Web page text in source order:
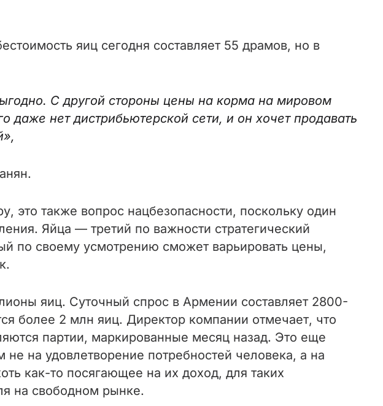
яиц сегодня составляет 55 драмов, но в
С другой стороны цены на корма на мировом
нет дистрибьютерской сети, и он хочет продавать
,
это также вопрос нацбезопасности, поскольку один
Яйца — третий по важности стратегический
по своему усмотрению сможет варьировать цены,
яиц. Суточный спрос в Армении составляет 2800-
более 2 млн яиц. Директор компании отмечает, что
партии, маркированные месяц назад. Это еще
на удовлетворение потребностей человека, а на
как-то посягающее на их доход, для таких
на свободном рынке.